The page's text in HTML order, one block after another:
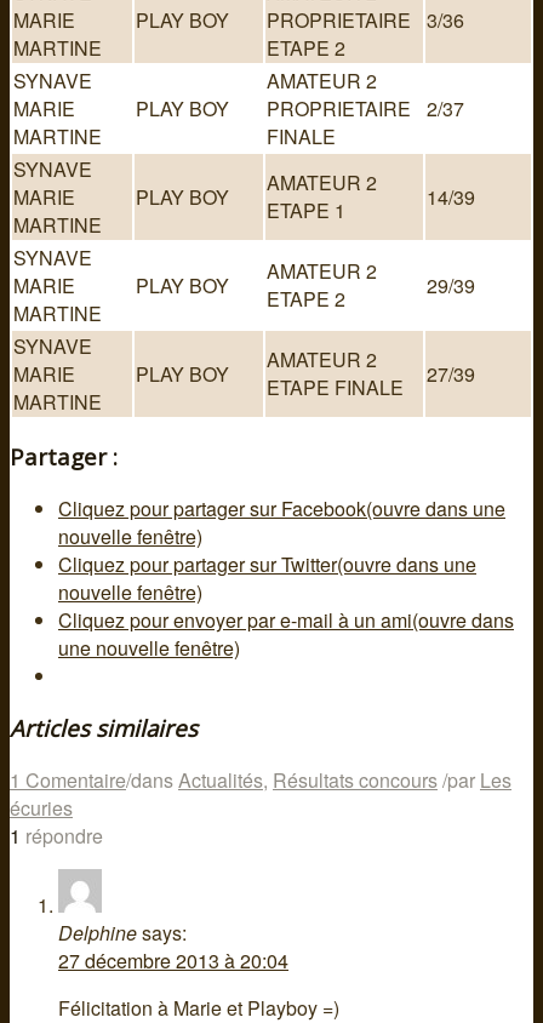
MARIE
MARTINE
PLAY BOY
PROPRIETAIRE
ETAPE 2
3/36
SYNAVE
MARIE
MARTINE
PLAY BOY
AMATEUR 2
PROPRIETAIRE
FINALE
2/37
SYNAVE
MARIE
MARTINE
PLAY BOY
AMATEUR 2
ETAPE 1
14/39
SYNAVE
MARIE
MARTINE
PLAY BOY
AMATEUR 2
ETAPE 2
29/39
SYNAVE
MARIE
MARTINE
PLAY BOY
AMATEUR 2
ETAPE FINALE
27/39
Partager :
Cliquez pour partager sur Facebook(ouvre dans une
nouvelle fenêtre)
Cliquez pour partager sur Twitter(ouvre dans une
nouvelle fenêtre)
Cliquez pour envoyer par e-mail à un ami(ouvre dans
une nouvelle fenêtre)
Articles similaires
1 Comentaire/dansActualités, Résultats concours/par Les
écuries
1 répondre
Delphinesays:
27 décembre 2013 à 20:04
Félicitation à Marie et Playboy =)